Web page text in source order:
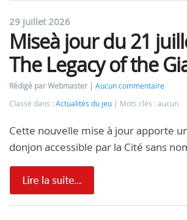
29 juillet 2026
Miseà jour du 21
The Legacy of the
Rédigé par Webmaster
Aucun commentaire
Classé dans : Actualités du jeu Mots clés : aucun
Cette nouvelle mise à jour apporte
donjon accessible par la Cité sans